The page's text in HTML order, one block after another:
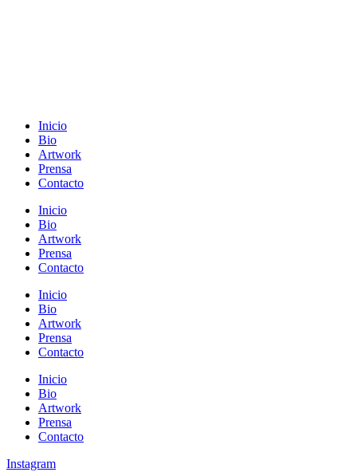
Inicio
Bio
Artwork
Prensa
Contacto
Inicio
Bio
Artwork
Prensa
Contacto
Inicio
Bio
Artwork
Prensa
Contacto
Inicio
Bio
Artwork
Prensa
Contacto
Instagram